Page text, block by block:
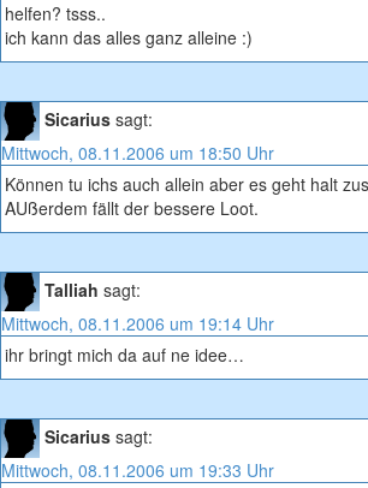
helfen? tsss..
ich kann das alles ganz alleine :)
Sicarius sagt:
Mittwoch, 08.11.2006 um 18:50 Uhr
Können tu ichs auch allein aber es geht halt
AUßerdem fällt der bessere Loot.
Talliah sagt:
Mittwoch, 08.11.2006 um 19:14 Uhr
ihr bringt mich da auf ne idee…
Sicarius sagt:
Mittwoch, 08.11.2006 um 19:33 Uhr